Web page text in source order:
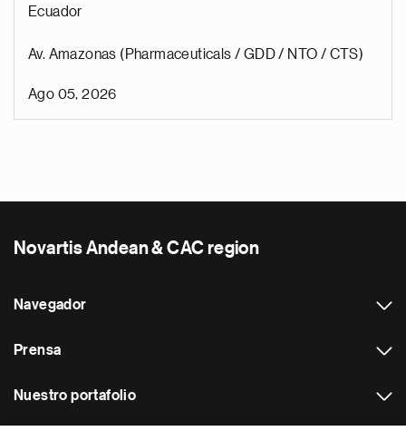
Ecuador
Av. Amazonas (Pharmaceuticals / GDD / NTO / CTS)
Ago 05, 2026
Novartis Andean & CAC region
Navegador
Prensa
Nuestro portafolio